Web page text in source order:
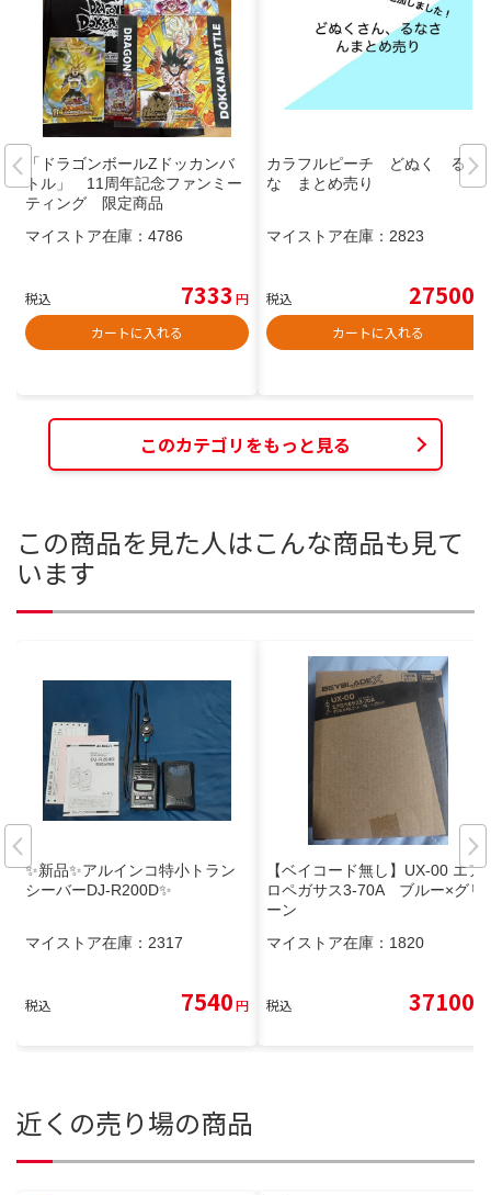
「ドラゴンボールZドッカンバ
トル」 11周年記念ファンミー
ティング 限定商品
マイストア在庫： 4786
税込 7333 円
カートに入れる
カラフルピーチ どぬく る
な まとめ売り
マイストア在庫： 2823
税込 27500
カートに入れる
このカテゴリをもっと見る
この商品を見た人はこんな商品も見て
います
✨新品✨アルインコ特小トラン
シーバーDJ-R200D✨
マイストア在庫： 2317
税込 7540円
【ベイコード無し】UX-00 エア
ロペガサス3-70A ブルー×グリ
ーン
マイストア在庫： 1820
税込 37100
近くの売り場の商品